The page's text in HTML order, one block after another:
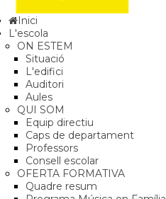
Inici
L'escola
ON ESTEM
Situació
L'edifici
Auditori
Aules
QUI SOM
Equip directiu
Caps de departament
Professors
Consell escolar
OFERTA FORMATIVA
Quadre resum